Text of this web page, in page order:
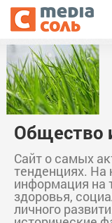
Общество
Сайт о самых
тенденциях. На
информация на
здоровья,
личного